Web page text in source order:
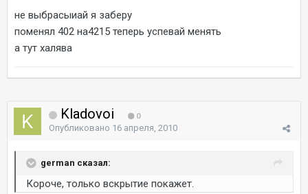
не выбрасыиай я заберу
поменял 402 на4215 теперь успевай менять
а тут халява
Kladovoi 0
Опубликовано 16 апреля, 2010
german сказал:
Короче, только вскрытие покажет.